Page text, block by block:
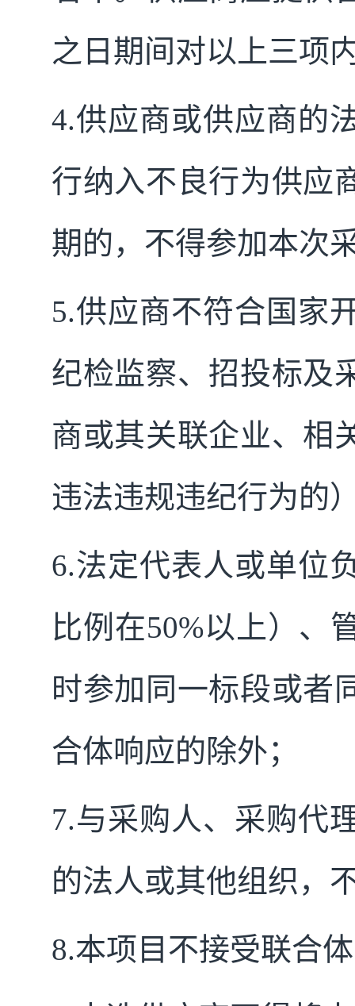
之日期间对以上三项
4.供应商或供应商的
行纳入不良行为供应
期的，不得参加本次
5.供应商不符合国家
纪检监察、招投标及
商或其关联企业、相
违法违规违纪行为的
6.法定代表人或单位
比例在50%以上）、
时参加同一标段或者
合体响应的除外；
7.与采购人、采购代
的法人或其他组织，
8.本项目不接受联合